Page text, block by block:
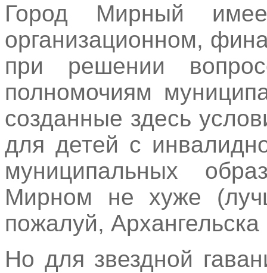
Город Мирный
организационном,
при решении
полномочиям
созданные здесь
для детей с
муниципальных
Мирном не хуже
пожалуй,
Но для звездной